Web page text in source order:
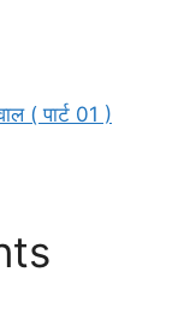
( पार्ट 01 )